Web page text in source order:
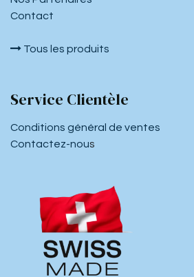
Contact
Tous les produits
Service Clientèle
Conditions général de ventes
Contactez-nous